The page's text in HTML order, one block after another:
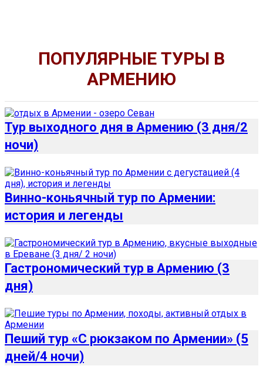
ПОПУЛЯРНЫЕ ТУРЫ В
АРМЕНИЮ
Тур выходного дня в Армению (3 дня/2
ночи)
Винно-коньячный тур по Армении:
история и легенды
Гастрономический тур в Армению (3
дня)
Пеший тур «С рюкзаком по Армении» (5
дней/4 ночи)